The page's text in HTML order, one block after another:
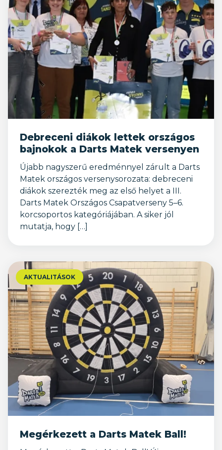
Debreceni diákok lettek országos
bajnokok a Darts Matek versenyen
Újabb nagyszerű eredménnyel zárult a Darts
Matek országos versenysorozata: debreceni
diákok szerezték meg az első helyet a III.
Darts Matek Országos Csapatverseny 5–6.
korcsoportos kategóriájában. A siker jól
mutatja, hogy […]
AKTUALITÁSOK
Megérkezett a Darts Matek Ball!